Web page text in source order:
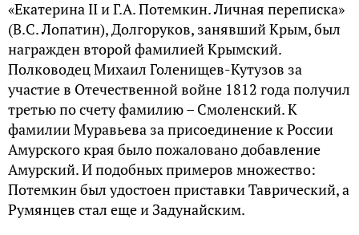
«Екатерина II и Г.А. Потемкин. Личная переписка»
(В.С. Лопатин), Долгоруков, занявший Крым, был
награжден второй фамилией Крымский.
Полководец Михаил Голенищев-Кутузов за
участие в Отечественной войне 1812 года получил
третью по счету фамилию – Смоленский. К
фамилии Муравьева за присоединение к России
Амурского края было пожаловано добавление
Амурский. И подобных примеров множество:
Потемкин был удостоен приставки Таврический, а
Румянцев стал еще и Задунайским.